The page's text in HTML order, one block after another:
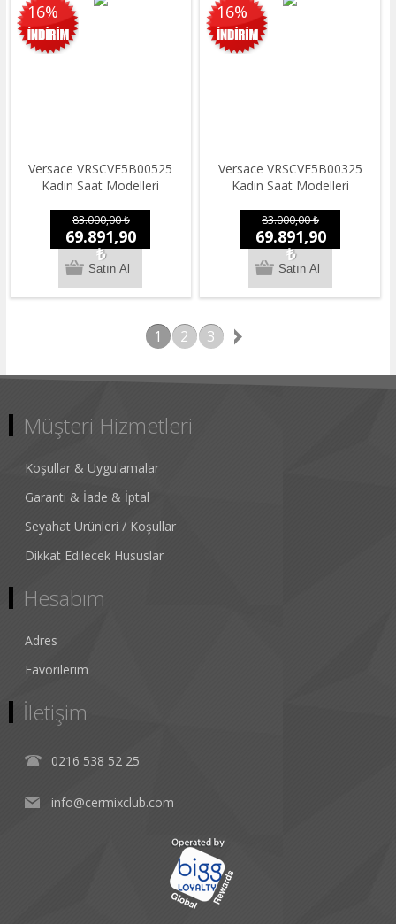
16%
Versace VRSCVE5B00525
Kadın Saat Modelleri
83.000,00 ₺
69.891,90
₺
16%
Versace VRSCVE5B00325
Kadın Saat Modelleri
83.000,00 ₺
69.891,90
₺
1 2 3
Müşteri Hizmetleri
Koşullar & Uygulamalar
Garanti & İade & İptal
Seyahat Ürünleri / Koşullar
Dikkat Edilecek Hususlar
Hesabım
Adres
Favorilerim
İletişim
0216 538 52 25
info@cermixclub.com